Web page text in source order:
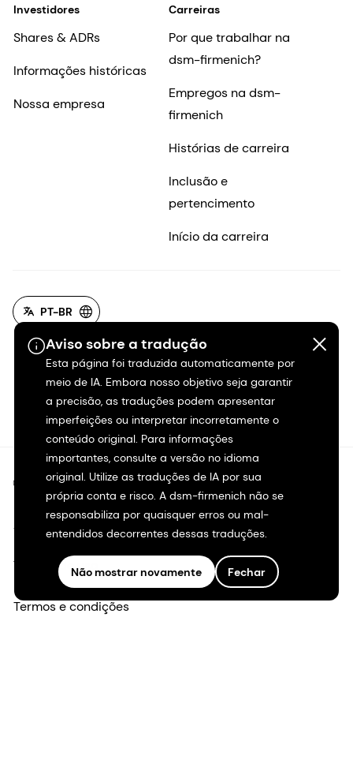
Aviso sobre a tradução
Esta página foi traduzida automaticamente por
meio de IA. Embora nosso objetivo seja garantir
a precisão, as traduções podem apresentar
imperfeições ou interpretar incorretamente o
conteúdo original. Para informações
importantes, consulte a versão no idioma
original. Utilize as traduções de IA por sua
própria conta e risco. A dsm-firmenich não se
responsabiliza por quaisquer erros ou mal-
entendidos decorrentes dessas traduções.
Não mostrar novamente Fechar
Investidores
Shares & ADRs
Informações históricas
Nossa empresa
Carreiras
Por que trabalhar na
dsm-firmenich?
Empregos na dsm-
firmenich
Histórias de carreira
Inclusão e
pertencimento
Início da carreira
PT-BR
©2026 dsm-firmenich. Todos os direitos reservados.
Aviso de privacidade
Termos de uso
Termos e condições